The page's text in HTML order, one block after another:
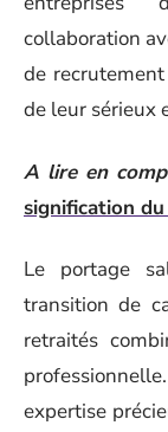
collaboration
de
de leur sérieux
A lire en
signification
Le portage
transition de
retraités
expertise